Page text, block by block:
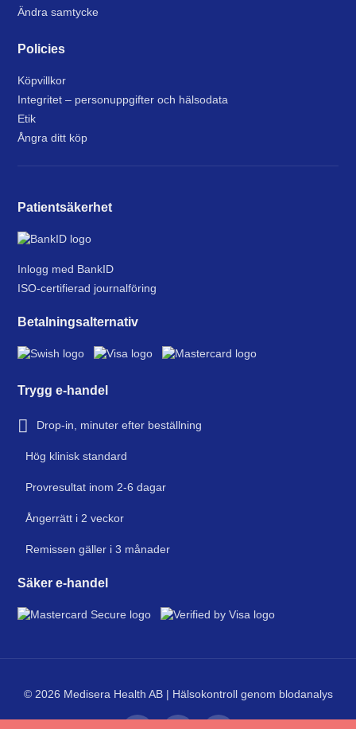
Ändra samtycke
Policies
Köpvillkor
Integritet – personuppgifter och hälsodata
Etik
Ångra ditt köp
Patientsäkerhet
Inlogg med BankID
ISO-certifierad journalföring
Betalningsalternativ
Trygg e-handel
Drop-in, minuter efter beställning
Hög klinisk standard
Provresultat inom 2-6 dagar
Ångerrätt i 2 veckor
Remissen gäller i 3 månader
Säker e-handel
© 2026 Medisera Health AB | Hälsokontroll genom blodanalys